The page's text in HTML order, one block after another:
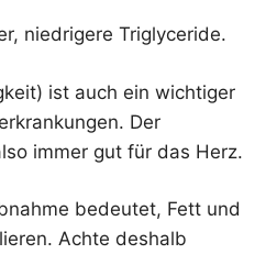
niedrigere Triglyceride.
ist auch ein wichtiger
Der
immer gut für das Herz.
bedeutet, Fett und
Achte deshalb